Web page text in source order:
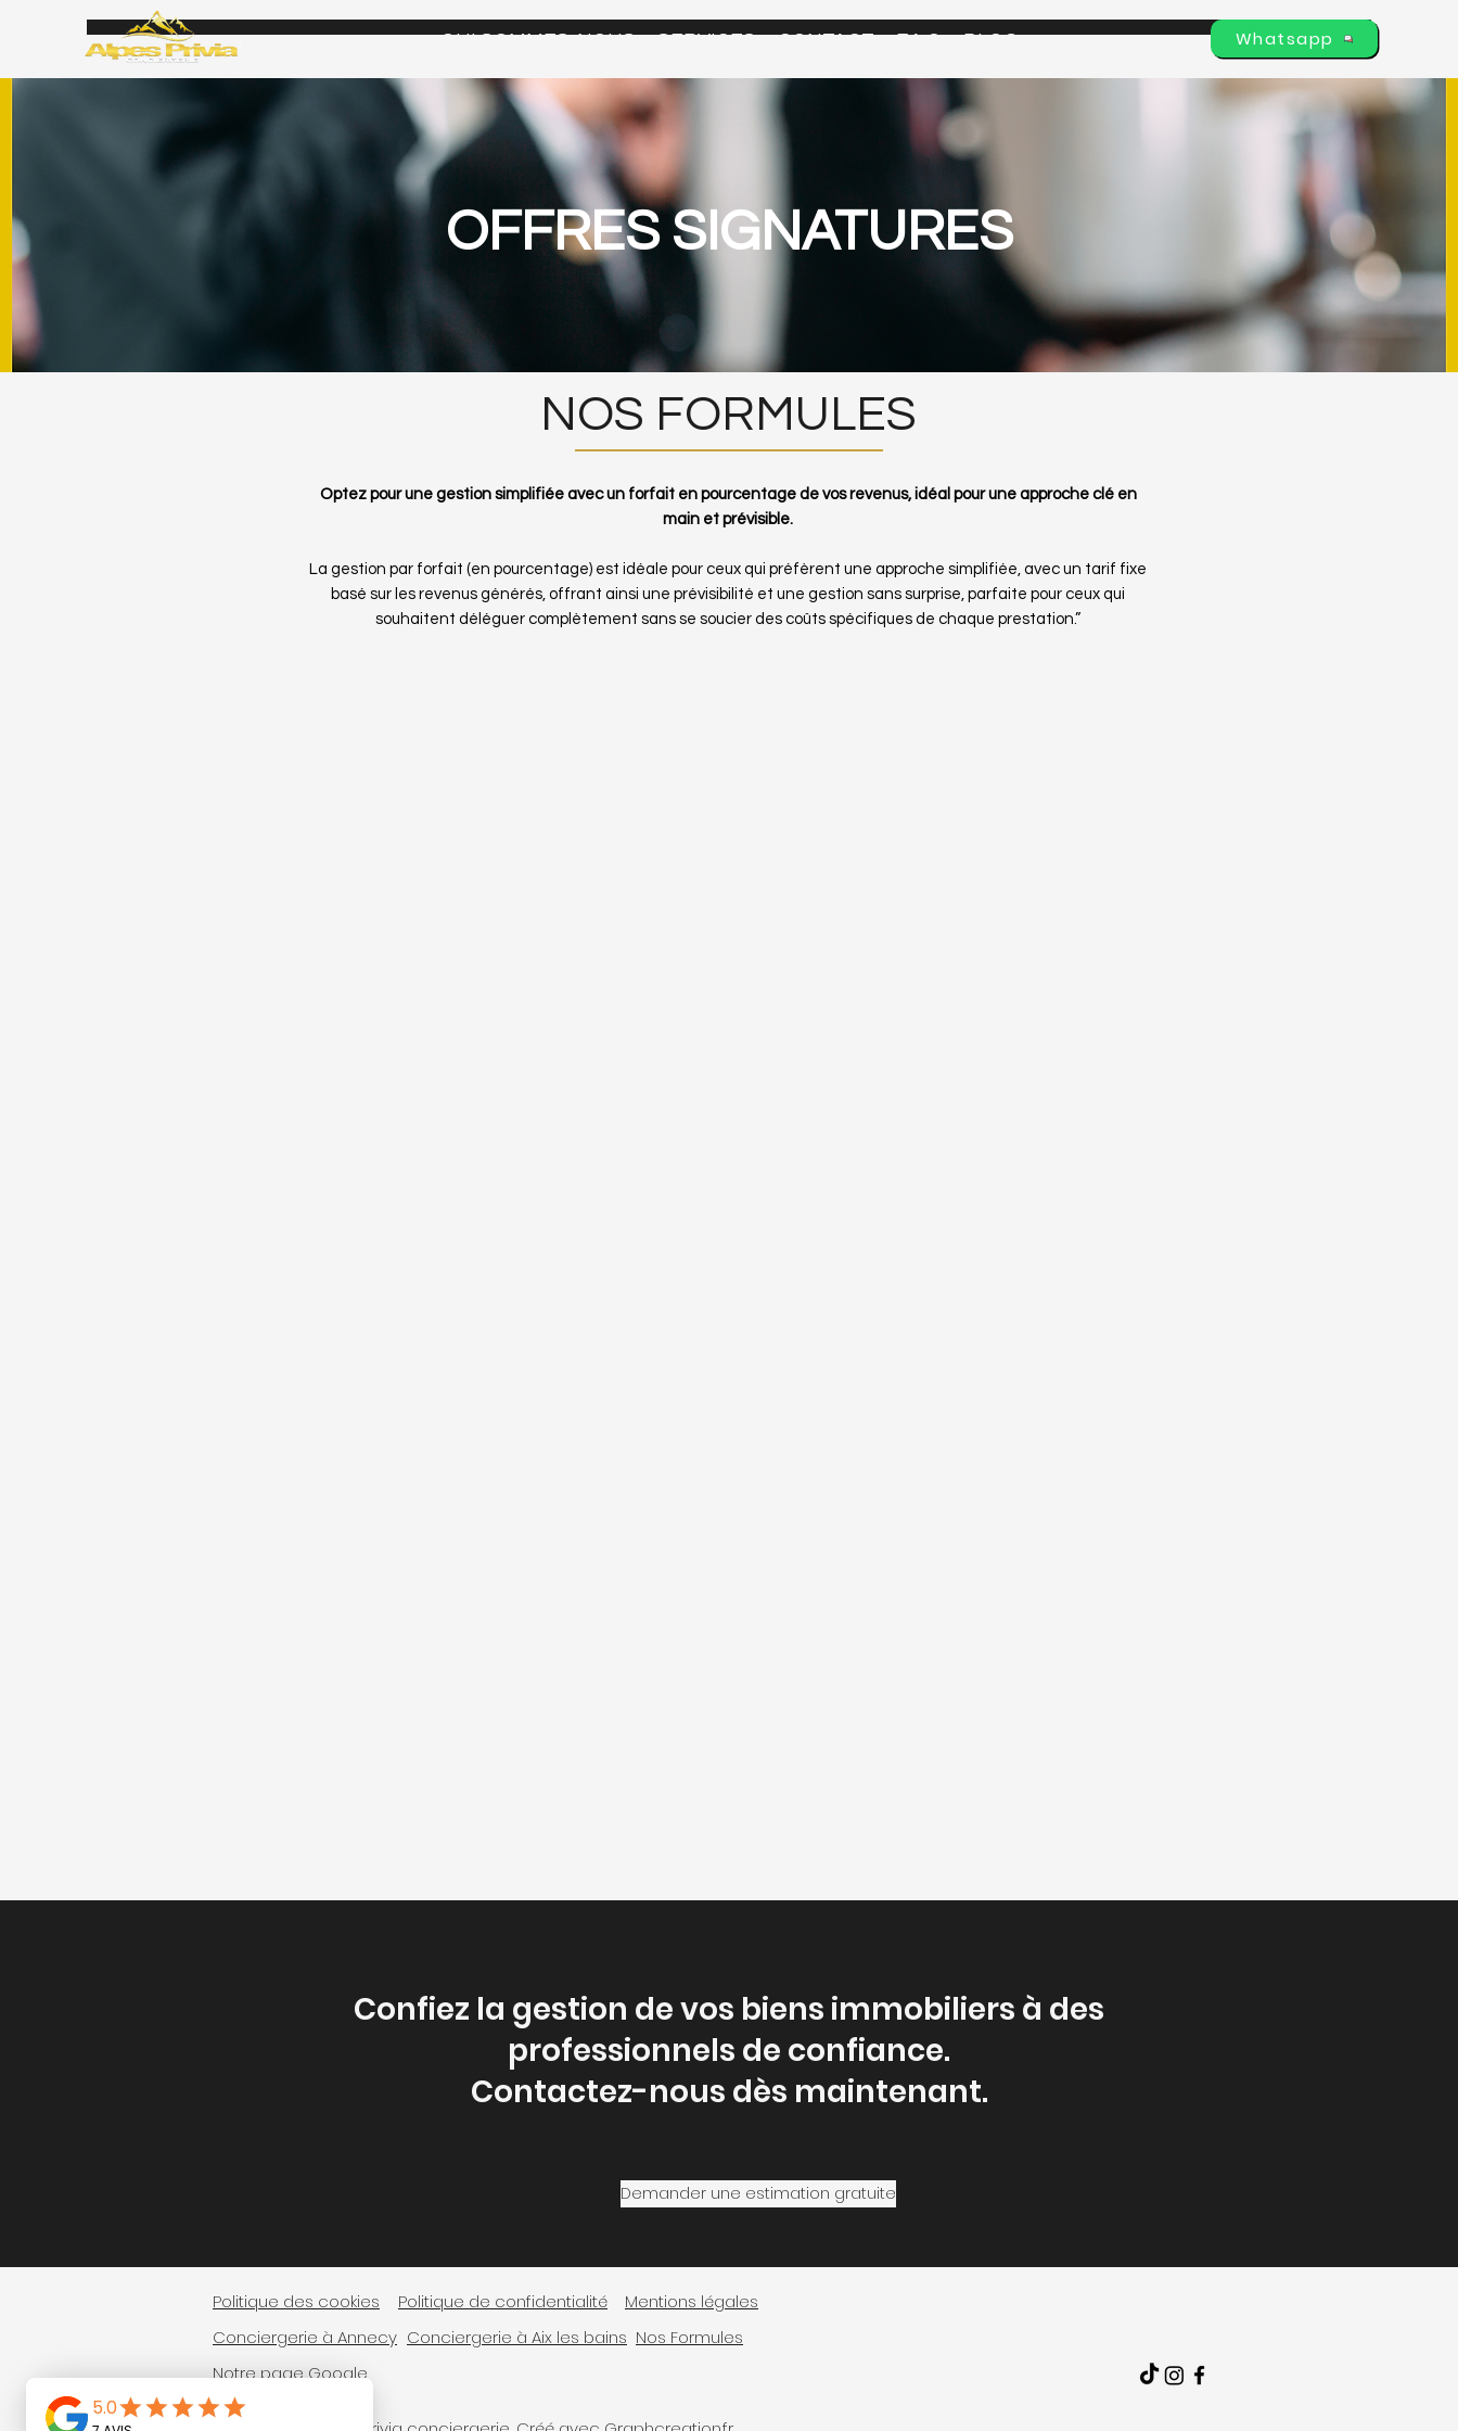
QUI SOMMES-NOUS SERVICES CONTACT F.A.Q BLOG Whatsapp
OFFRES SIGNATURES
NOS FORMULES
Optez pour une gestion simplifiée avec un forfait en pourcentage de vos revenus, idéal pour une approche clé en
main et prévisible.
La gestion par forfait (en pourcentage) est idéale pour ceux qui préfèrent une approche simplifiée, avec un tarif fixe
basé sur les revenus générés, offrant ainsi une prévisibilité et une gestion sans surprise, parfaite pour ceux qui
souhaitent déléguer complètement sans se soucier des coûts spécifiques de chaque prestation.”
Confiez la gestion de vos biens immobiliers à des
professionnels de confiance.
Contactez-nous dès maintenant.
Demander une estimation gratuite
Politique de confidentialité
Politique des cookies
Mentions légales
Nos Formules
Conciergerie à Annecy Conciergerie à Aix les bains
Notre page Google